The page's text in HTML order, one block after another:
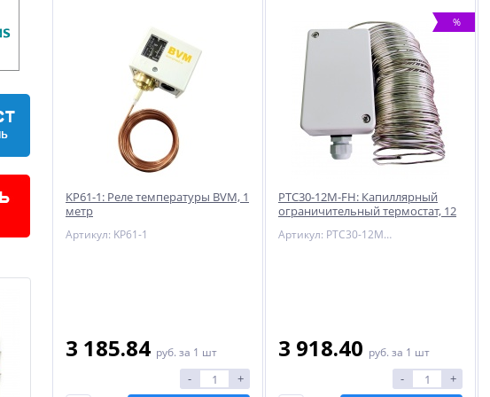
KP61-1: Реле температуры BVM, 1
метр
Артикул: KP61-1
3 185.84 руб. за 1 шт
- +
%
PTC30-12M-FH: Капиллярный
ограничительный термостат, 12
Артикул: PTC30-12M-FH
3 918.40 руб. за 1 шт
- +